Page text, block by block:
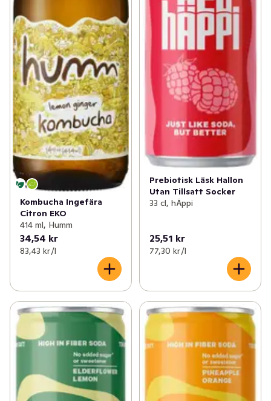
Kombucha Ingefära
Citron EKO
414 ml, Humm
34,54 kr
83,43 kr /l
Prebiotisk Läsk Hallon
Utan Tillsatt Socker
33 cl, hÄppi
25,51 kr
77,30 kr /l